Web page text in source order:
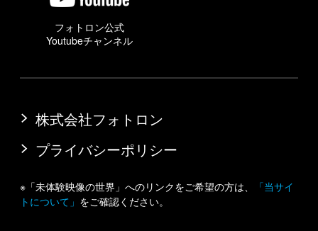
フォトロン公式
Youtubeチャンネル
株式会社フォトロン
プライバシーポリシー
※「未体験映像の世界」へのリンクをご希望の方は、
「当サイ
トについて」 をご確認ください。